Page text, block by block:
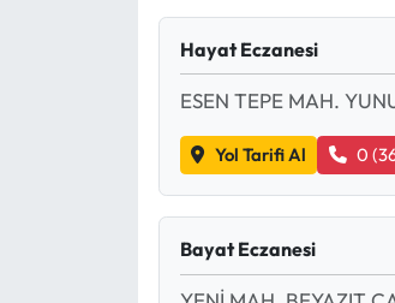
Hayat Eczanesi
ESEN TEPE MAH.
Yol Tarifi Al 0
Bayat Eczanesi